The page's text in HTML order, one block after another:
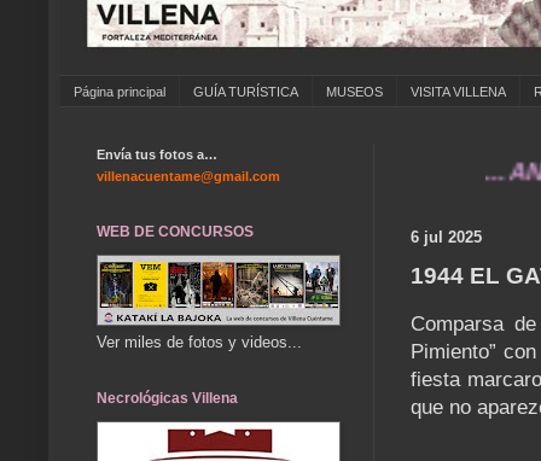
Página principal GUÍA TURÍSTICA MUSEOS VISITA VILLENA
...
6 jul 2025
1944 EL
Comparsa
Pimiento”
fiesta
que no
Envía tus fotos a…
villenacuentame@gmail.com
WEB DE CONCURSOS
Ver miles de fotos y videos...
Necrológicas Villena